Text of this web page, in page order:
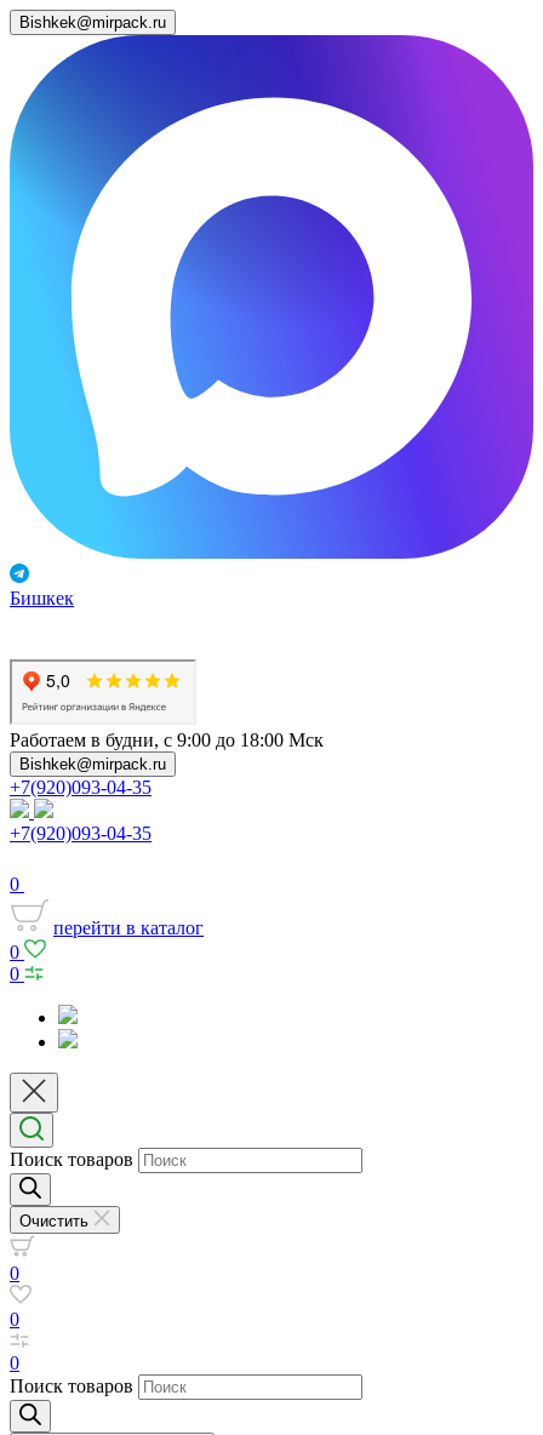
Bishkek@mirpack.ru
Бишкек
Работаем в будни, с 9:00 до 18:00 Мск
Bishkek@mirpack.ru
+7(920)093-04-35
+7(920)093-04-35
0
перейти в каталог
0
0
Поиск товаров
Очистить
0
0
0
Поиск товаров